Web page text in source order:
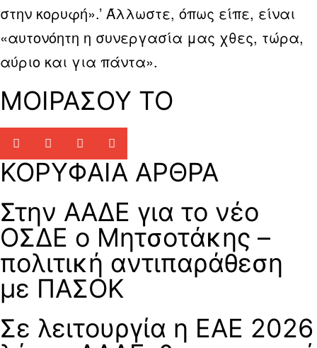
στην κορυφή».’ Άλλωστε, όπως είπε, είναι
«αυτονόητη η συνεργασία μας χθες, τώρα,
αύριο και για πάντα».
ΜΟΙΡΑΣΟΥ ΤΟ
ΚΟΡΥΦΑΙΑ ΑΡΘΡΑ
Στην ΑΑΔΕ για το νέο
ΟΣΔΕ ο Μητσοτάκης –
πολιτική αντιπαράθεση
με ΠΑΣΟΚ
Σε λειτουργία η ΕΑΕ 2026